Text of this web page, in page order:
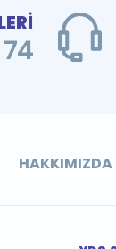
HAKKIMIZDA